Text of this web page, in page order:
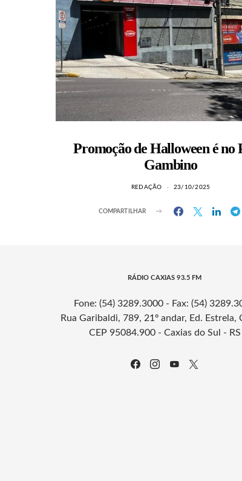
Promoção de Halloween é no
Gambino
REDAÇÃO 23/10/2025
COMPARTILHAR
RÁDIO CAXIAS 93.5 FM
Fone: (54) 3289.3000 - Fax: (54)
Rua Garibaldi, 789, 21º andar, Ed. Estrela,
CEP 95084.900 - Caxias do Sul - RS